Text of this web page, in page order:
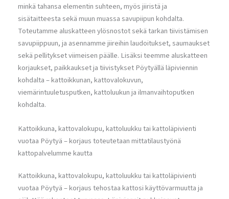
minkä tahansa elementin suhteen, myös jiiristä ja
sisätaitteesta sekä muun muassa savupiipun kohdalta.
Toteutamme aluskatteen ylösnostot sekä tarkan tiivistämisen
savupiippuun, ja asennamme jiireihin laudoitukset, saumaukset
sekä pellitykset viimeisen päälle. Lisäksi teemme aluskatteen
korjaukset, paikkaukset ja tiivistykset Pöytyällä läpiviennin
kohdalta – kattoikkunan, kattovalokuvun,
viemärintuuletusputken, kattoluukun ja ilmanvaihtoputken
kohdalta.
Kattoikkuna, kattovalokupu, kattoluukku tai kattoläpivienti
vuotaa Pöytyä – korjaus toteutetaan mittatilaustyönä
kattopalvelumme kautta
Kattoikkuna, kattovalokupu, kattoluukku tai kattoläpivienti
vuotaa Pöytyä – korjaus tehostaa kattosi käyttövarmuutta ja